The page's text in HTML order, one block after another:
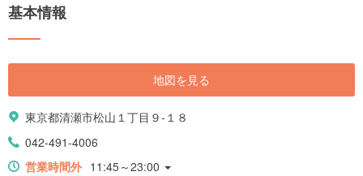
基本情報
地図を見る
東京都清瀬市松山１丁目９-１８
042-491-4006
営業時間外 11:45～23:00